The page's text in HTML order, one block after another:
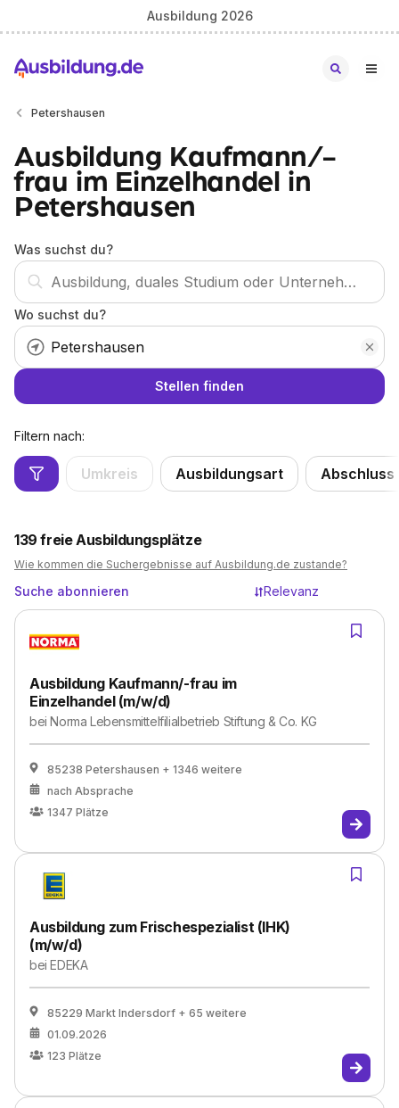
Ausbildung 2026
Petershausen
Ausbildung Kaufmann/-
frau im Einzelhandel in
Petershausen
Was suchst du?
Wo suchst du?
Stellen finden
Filtern nach:
Umkreis Ausbildungsart Abschluss
139 freie Ausbildungsplätze
Wie kommen die Suchergebnisse auf Ausbildung.de zustande?
Suche abonnieren Relevanz
Ausbildung Kaufmann/-frau im
Einzelhandel (m/w/d)
beiNorma Lebensmittelfilialbetrieb Stiftung & Co. KG
85238 Petershausen + 1346 weitere
nach Absprache
1347 Plätze
Ausbildung zum Frischespezialist (IHK)
(m/w/d)
beiEDEKA
85229 Markt Indersdorf + 65 weitere
01.09.2026
123 Plätze